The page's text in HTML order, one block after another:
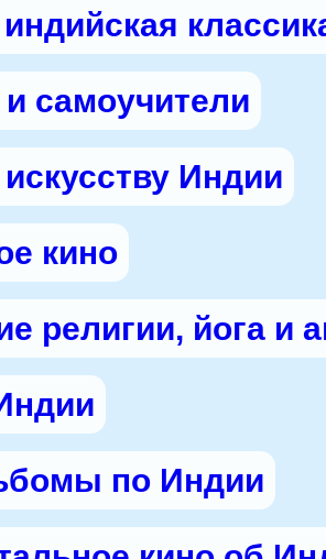
самоучители
Индии
кино
религии, йога и
по Индии